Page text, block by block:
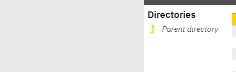
Directories
Parent directory